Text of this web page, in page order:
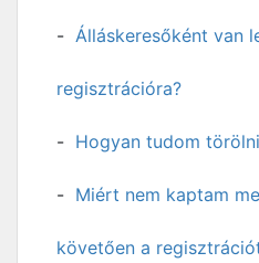
Álláskeresőként van
regisztrációra?
Hogyan tudom
Miért nem kaptam
követően a